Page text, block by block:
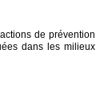
de prévention
dans les milieux